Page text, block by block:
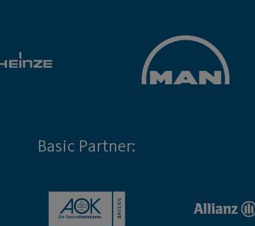
Basic Partner: